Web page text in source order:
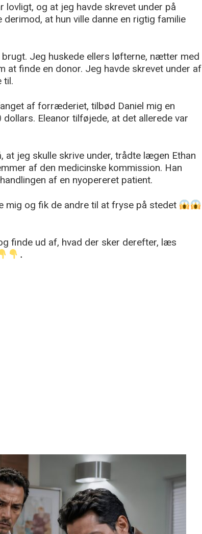
lovligt, og at jeg havde skrevet under på
at hun ville danne en rigtig familie
Jeg huskede ellers løfterne, nætter med
at finde en donor. Jeg havde skrevet under af
til.
af forræderiet, tilbød Daniel mig en
Eleanor tilføjede, at det allerede var
at jeg skulle skrive under, trådte lægen Ethan
af den medicinske kommission. Han
af en nyopereret patient.
mig og fik de andre til at fryse på stedet
finde ud af, hvad der sker derefter, læs
․